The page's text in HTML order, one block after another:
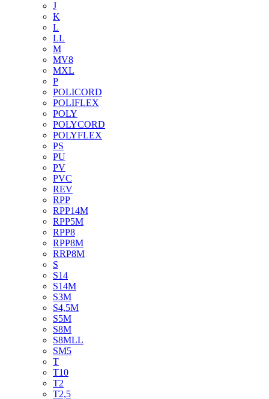
J
K
L
LL
M
MV8
MXL
P
POLICORD
POLIFLEX
POLY
POLYCORD
POLYFLEX
PS
PU
PV
PVC
REV
RPP
RPP14M
RPP5M
RPP8
RPP8M
RRP8M
S
S14
S14M
S3M
S4,5M
S5M
S8M
S8MLL
SM5
T
T10
T2
T2,5